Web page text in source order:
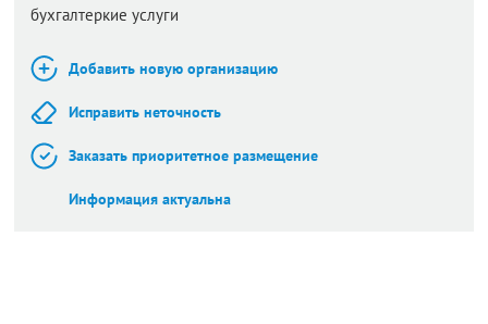
бухгалтеркие услуги
Добавить новую организацию
Исправить неточность
Заказать приоритетное размещение
Информация актуальна